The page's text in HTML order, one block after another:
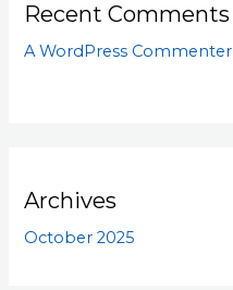
Recent Comments
A WordPress Commenter
Archives
October 2025